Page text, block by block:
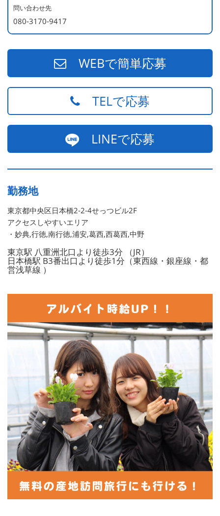
問い合わせ先
080-3170-9417
WEBで簡単応募
TELで応募
LINEで応募
勤務地
東京都中央区日本橋2-2-4せっつビル2F
アクセスしやすいエリア
・妙典,行徳,南行徳,浦安,葛西,西葛西,中野
東京駅 八重洲北口より徒歩3分 （JR）
日本橋駅 B3番出口より徒歩1分（東西線・銀座線・都
営浅草線 ）